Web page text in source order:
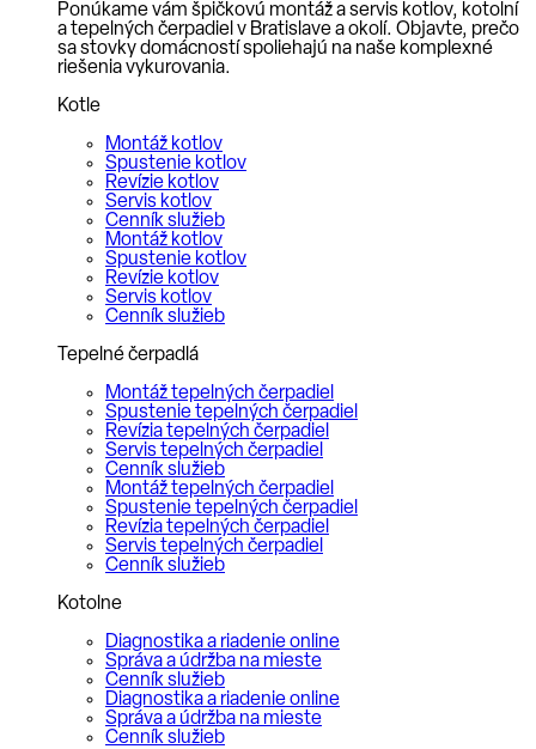
Ponúkame vám špičkovú montáž a servis kotlov, kotolní
a tepelných čerpadiel v Bratislave a okolí. Objavte, prečo
sa stovky domácností spoliehajú na naše komplexné
riešenia vykurovania.
Kotle
Montáž kotlov
Spustenie kotlov
Revízie kotlov
Servis kotlov
Cenník služieb
Montáž kotlov
Spustenie kotlov
Revízie kotlov
Servis kotlov
Cenník služieb
Tepelné čerpadlá
Montáž tepelných čerpadiel
Spustenie tepelných čerpadiel
Revízia tepelných čerpadiel
Servis tepelných čerpadiel
Cenník služieb
Montáž tepelných čerpadiel
Spustenie tepelných čerpadiel
Revízia tepelných čerpadiel
Servis tepelných čerpadiel
Cenník služieb
Kotolne
Diagnostika a riadenie online
Správa a údržba na mieste
Cenník služieb
Diagnostika a riadenie online
Správa a údržba na mieste
Cenník služieb